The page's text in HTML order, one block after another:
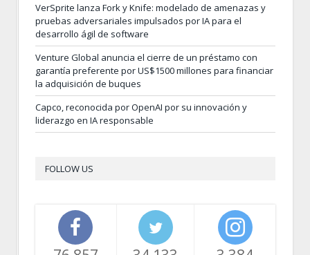
VerSprite lanza Fork y Knife: modelado de amenazas y
pruebas adversariales impulsados por IA para el
desarrollo ágil de software
Venture Global anuncia el cierre de un préstamo con
garantía preferente por US$1500 millones para financiar
la adquisición de buques
Capco, reconocida por OpenAI por su innovación y
liderazgo en IA responsable
FOLLOW US